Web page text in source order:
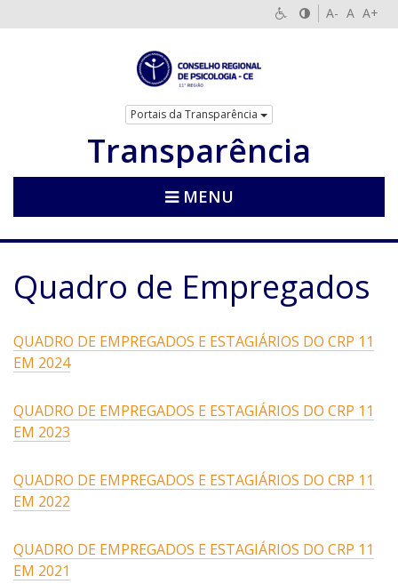
A- A A+
Portais da Transparência
Transparência
MENU
Quadro de Empregados
QUADRO DE EMPREGADOS E ESTAGIÁRIOS DO CRP 11
EM 2024
QUADRO DE EMPREGADOS E ESTAGIÁRIOS DO CRP 11
EM 2023
QUADRO DE EMPREGADOS E ESTAGIÁRIOS DO CRP 11
EM 2022
QUADRO DE EMPREGADOS E ESTAGIÁRIOS DO CRP 11
EM 2021